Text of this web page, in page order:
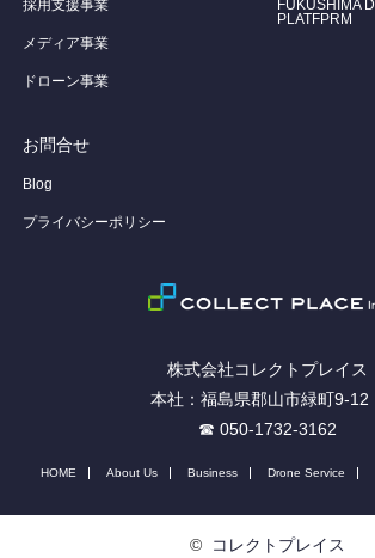
採用支援事業
メディア事業
ドローン事業
FUKUSHIMA
PLATFPRM
お問合せ
Blog
プライバシーポリシー
株式会社コレクトプレイス
本社：福島県郡山市緑町9-12
☎ 050-1732-3162
HOME About Us Business Drone Service
© コレクトプレイス